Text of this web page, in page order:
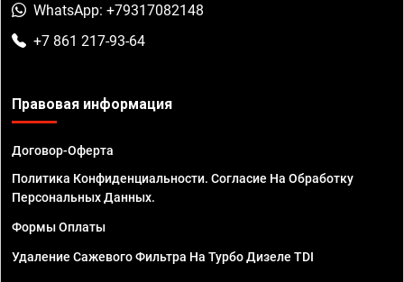
WhatsApp: +79317082148
+7 861 217-93-64
Правовая информация
Договор-Оферта
Политика Конфиденциальности. Согласие На Обработку
Персональных Данных.
Формы Оплаты
Удаление Сажевого Фильтра На Турбо Дизеле TDI